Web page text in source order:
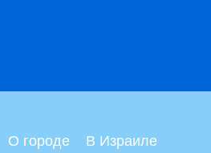
О городе
В Израиле